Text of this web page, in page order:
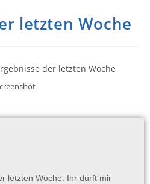
letzten Woche
letzten Woche. Ihr dürft mir